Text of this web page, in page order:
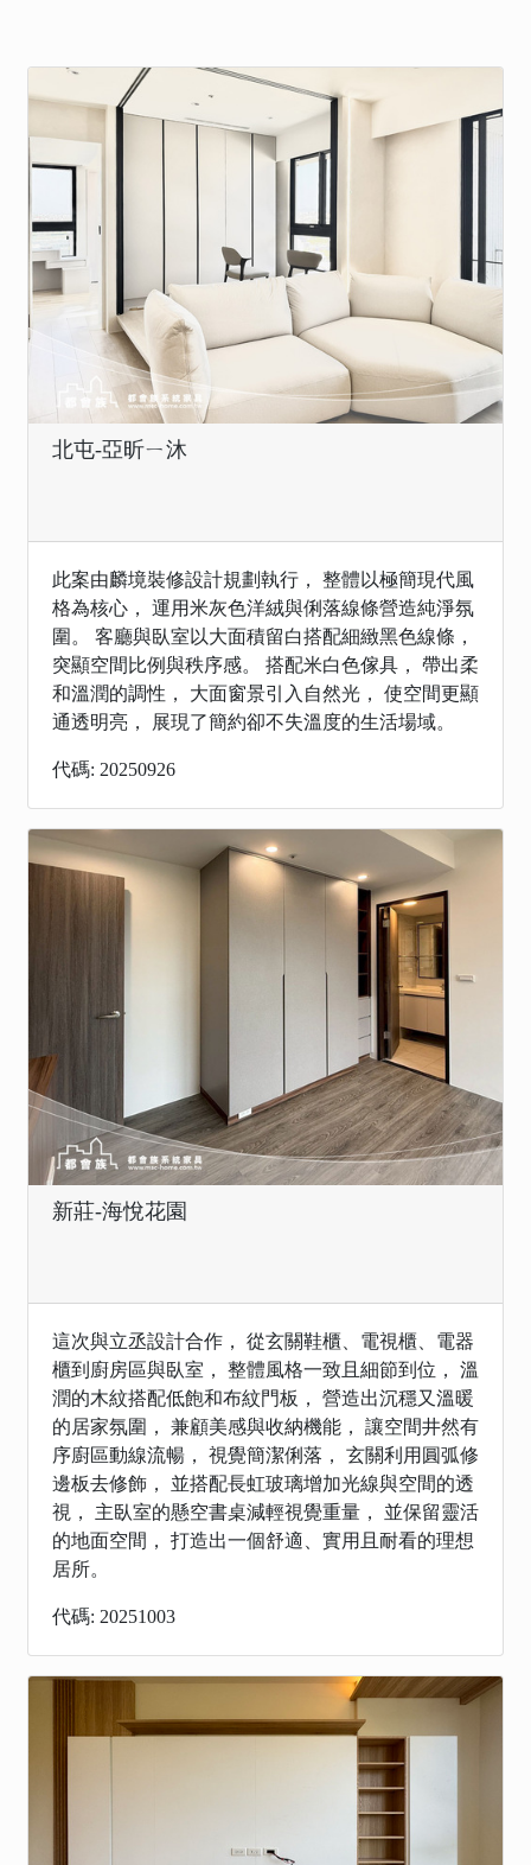
北屯-亞昕ㄧ沐
此案由麟境裝修設計規劃執行， 整體以極簡現代風
格為核心， 運用米灰色洋絨與俐落線條營造純淨氛
圍。 客廳與臥室以大面積留白搭配細緻黑色線條，
突顯空間比例與秩序感。 搭配米白色傢具， 帶出柔
和溫潤的調性， 大面窗景引入自然光， 使空間更顯
通透明亮， 展現了簡約卻不失溫度的生活場域。
代碼: 20250926
新莊-海悅花園
這次與立丞設計合作， 從玄關鞋櫃、電視櫃、電器
櫃到廚房區與臥室， 整體風格一致且細節到位， 溫
潤的木紋搭配低飽和布紋門板， 營造出沉穩又溫暖
的居家氛圍， 兼顧美感與收納機能， 讓空間井然有
序廚區動線流暢， 視覺簡潔俐落， 玄關利用圓弧修
邊板去修飾， 並搭配長虹玻璃增加光線與空間的透
視， 主臥室的懸空書桌減輕視覺重量， 並保留靈活
的地面空間， 打造出一個舒適、實用且耐看的理想
居所。
代碼: 20251003